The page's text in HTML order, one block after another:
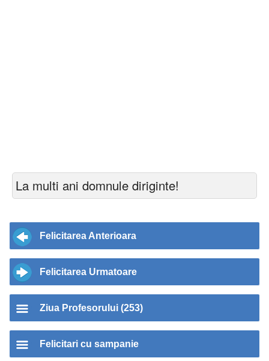
La multi ani domnule diriginte!
Felicitarea Anterioara
Felicitarea Urmatoare
Ziua Profesorului (253)
Felicitari cu sampanie